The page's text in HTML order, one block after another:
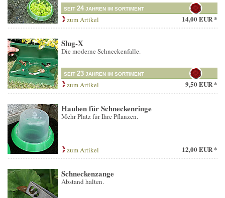
SEIT 24 JAHREN IM SORTIMENT
zum Artikel 14,00 EUR *
Slug-X
Die moderne Schneckenfalle.
SEIT 23 JAHREN IM SORTIMENT
zum Artikel 9,50 EUR *
Hauben für Schneckenringe
Mehr Platz für Ihre Pflanzen.
zum Artikel 12,00 EUR *
Schneckenzange
Abstand halten.